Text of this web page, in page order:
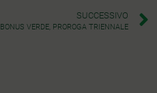
SUCCESSIVO
BONUS VERDE, PROROGA TRIENNALE